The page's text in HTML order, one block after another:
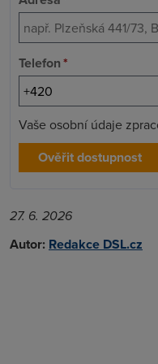
Telefon*
Vaše osobní údaje
Ověřit dostupnost
27. 6. 2026
Autor: Redakce DSL.cz